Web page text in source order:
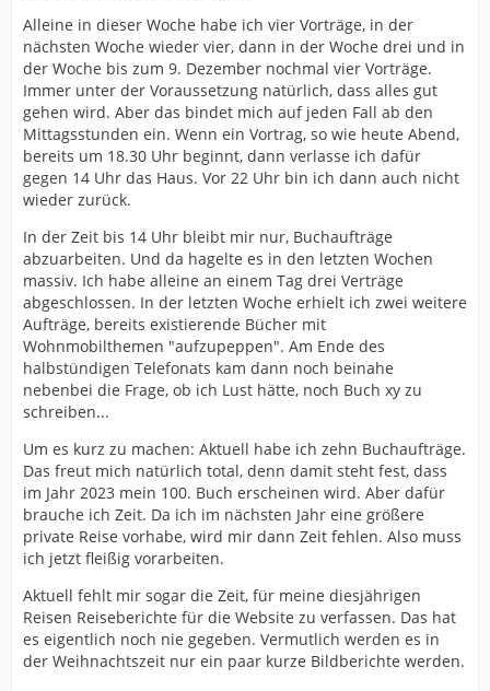
Alleine in dieser Woche habe ich vier Vorträge, in der
nächsten Woche wieder vier, dann in der Woche drei und in
der Woche bis zum 9. Dezember nochmal vier Vorträge.
Immer unter der Voraussetzung natürlich, dass alles gut
gehen wird. Aber das bindet mich auf jeden Fall ab den
Mittagsstunden ein. Wenn ein Vortrag, so wie heute Abend,
bereits um 18.30 Uhr beginnt, dann verlasse ich dafür
gegen 14 Uhr das Haus. Vor 22 Uhr bin ich dann auch nicht
wieder zurück.
In der Zeit bis 14 Uhr bleibt mir nur, Buchaufträge
abzuarbeiten. Und da hagelte es in den letzten Wochen
massiv. Ich habe alleine an einem Tag drei Verträge
abgeschlossen. In der letzten Woche erhielt ich zwei weitere
Aufträge, bereits existierende Bücher mit
Wohnmobilthemen "aufzupeppen". Am Ende des
halbstündigen Telefonats kam dann noch beinahe
nebenbei die Frage, ob ich Lust hätte, noch Buch xy zu
schreiben...
Um es kurz zu machen: Aktuell habe ich zehn Buchaufträge.
Das freut mich natürlich total, denn damit steht fest, dass
im Jahr 2023 mein 100. Buch erscheinen wird. Aber dafür
brauche ich Zeit. Da ich im nächsten Jahr eine größere
private Reise vorhabe, wird mir dann Zeit fehlen. Also muss
ich jetzt fleißig vorarbeiten.
Aktuell fehlt mir sogar die Zeit, für meine diesjährigen
Reisen Reiseberichte für die Website zu verfassen. Das hat
es eigentlich noch nie gegeben. Vermutlich werden es in
der Weihnachtszeit nur ein paar kurze Bildberichte werden.